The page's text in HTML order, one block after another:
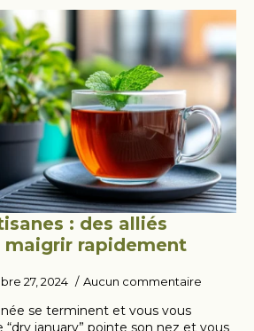
: des alliés
maigrir rapidement
27, 2024 Aucun commentaire
se terminent et vous vous
january” pointe son nez et vous